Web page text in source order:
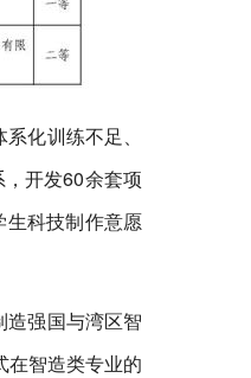
化训练不足、
开发60余套项
科技制作意愿
强国与湾区智
在智造类专业的